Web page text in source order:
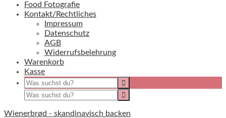
Food Fotografie
Kontakt/Rechtliches
Impressum
Datenschutz
AGB
Widerrufsbelehrung
Warenkorb
Kasse
Wienerbrød - skandinavisch backen